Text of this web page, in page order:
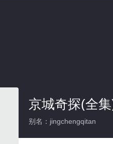
京城奇探(全
别名：jingchengqitan